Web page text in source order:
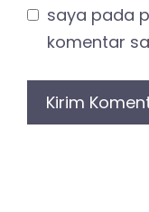
saya pada
komentar